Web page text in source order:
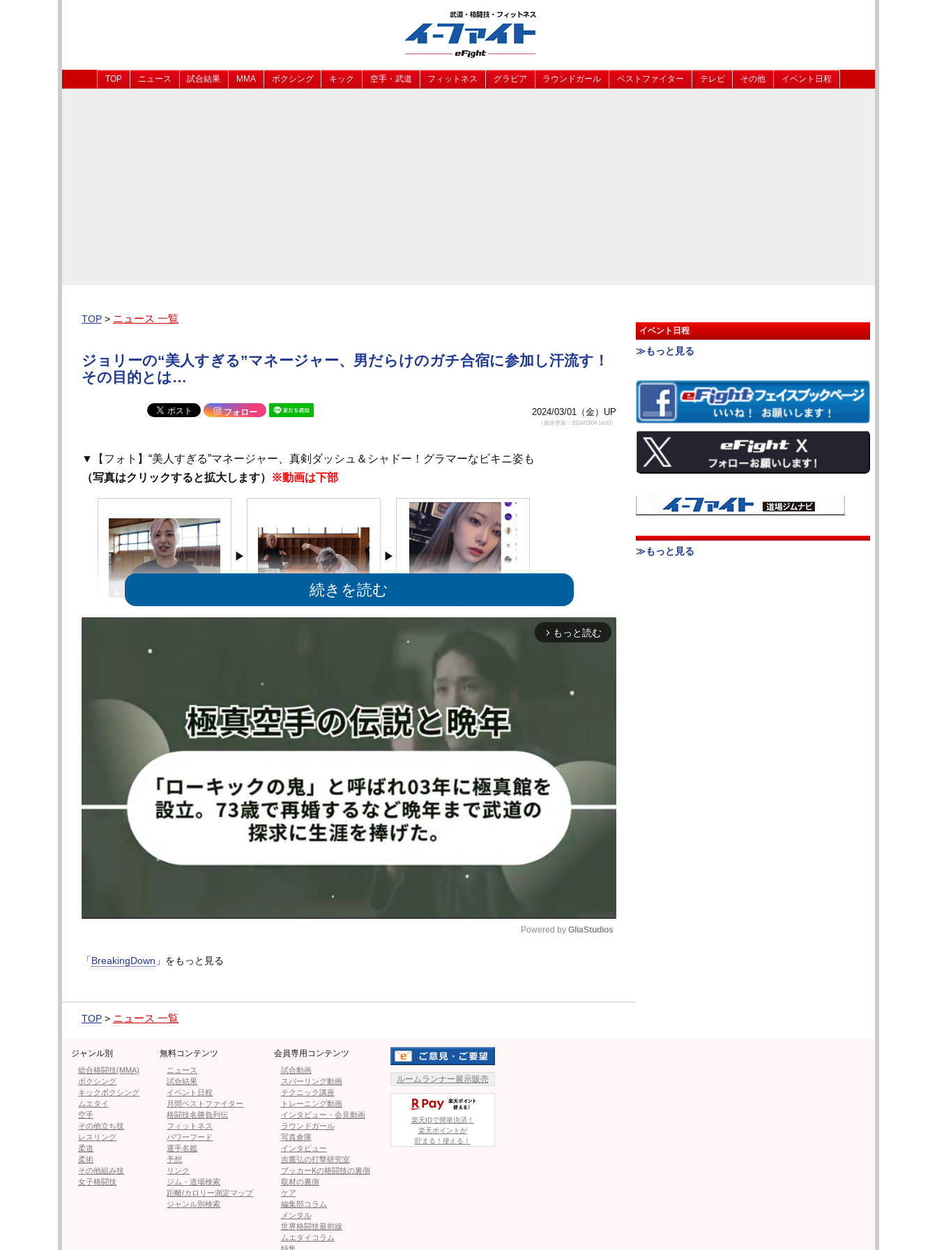
TOP ニュース 試合結果 MMA ボクシング キック 空手・武道 フィットネス グラビア ラウンドガール ベストファイター テレビ その他 イベント日程
TOP > ニュース 一覧
ジョリーの“美人すぎる”マネージャー、男だらけのガチ合宿に参加し汗流す！
その目的とは…
フォロー 2024/03/01（金）UP
（最終更新：2024/03/04 14:03）
▼【フォト】“美人すぎる”マネージャー、真剣ダッシュ＆シャドー！グラマーなビキニ姿も
（写真はクリックすると拡大します）
※動画は下部
自ら参加を志願した清水
@anporukiyaより
まるでモデル！＠lily._.3621より
コスプレ姿もSNSに掲載＠
lily._.3621より
＠lily._.3621より
動画はページ下部
表示されない
場合はこちら
【動画】“美人すぎる”マネージャー、安保軍団とダッシュ＆シャドー！
arrow_forward_ios もっと読む
Powered by GliaStudios
「BreakingDown 」をもっと見る
TOP > ニュース 一覧
イベント日程
≫もっと見る
≫もっと見る
ジャンル別
総合格闘技(MMA)
ボクシング
キックボクシング
ムエタイ
空手
その他立ち技
レスリング
柔道
柔術
その他組み技
女子格闘技
無料コンテンツ
ニュース
試合結果
イベント日程
月間ベストファイター
格闘技名勝負列伝
フィットネス
パワーフード
選手名鑑
予想
リンク
ジム・道場検索
距離/カロリー測定マップ
ジャンル別検索
会員専用コンテンツ
試合動画
スパーリング動画
テクニック講座
トレーニング動画
インタビュー・会見動画
ラウンドガール
写真倉庫
インタビュー
吉鷹弘の打撃研究室
ブッカーKの格闘技の裏側
取材の裏側
ケア
編集部コラム
メンタル
世界格闘技最前線
ムエタイコラム
ルームランナー展示販売
楽天IDで簡単決済！
楽天ポイントが
貯まる！使える！